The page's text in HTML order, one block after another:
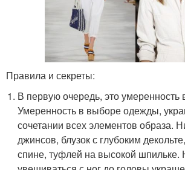
Правила и секреты:
В первую очередь, это умеренность
Умеренность в выборе одежды,
сочетании всех элементов образа.
джинсов, блузок с глубоким
спине, туфлей на высокой шпильке.